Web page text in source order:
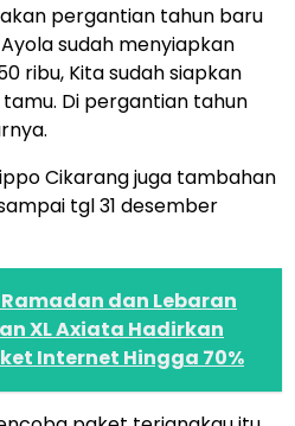
pergantian tahun baru
sudah menyiapkan
ribu, Kita sudah siapkan
Di pergantian tahun
Cikarang juga tambahan
tgl 31 desember
dan Lebaran
XL Axiata Hadirkan
Internet Hingga 70%